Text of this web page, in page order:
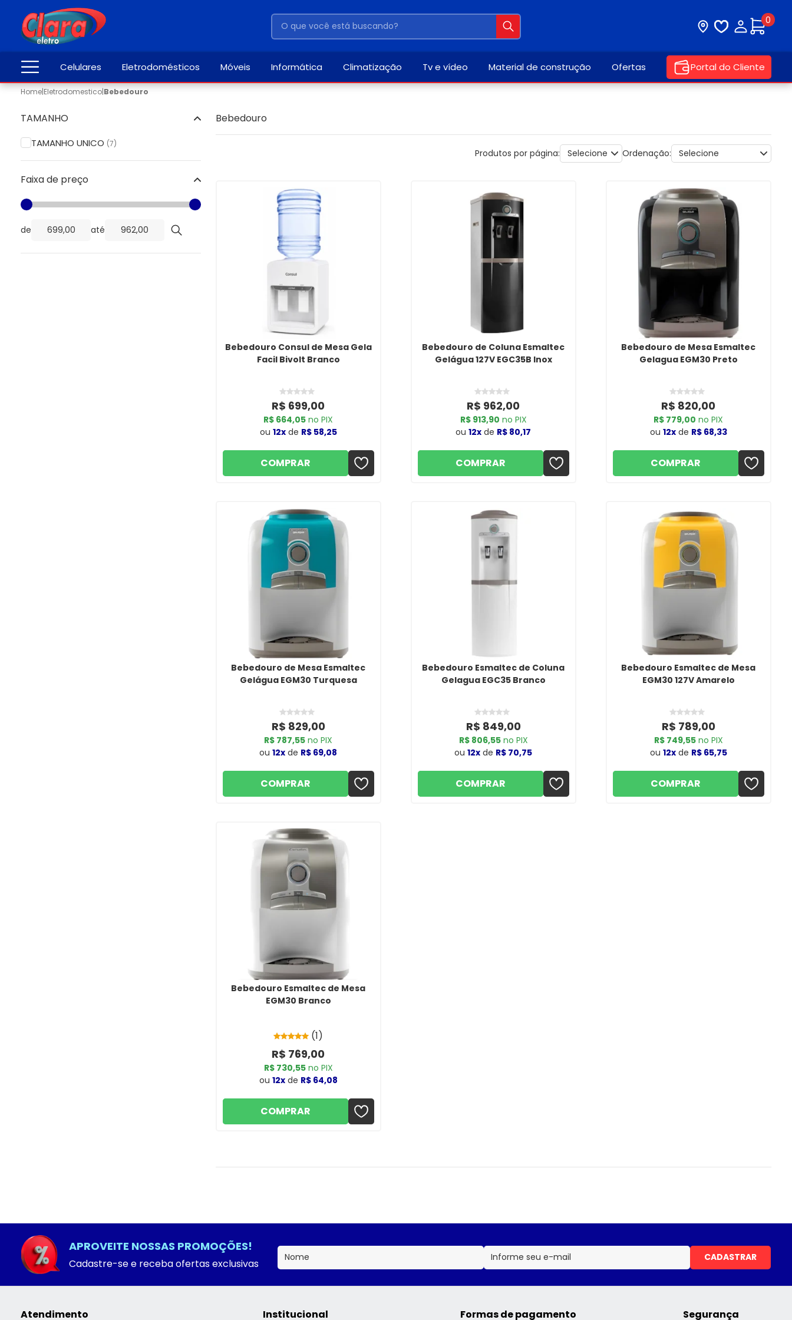
Visite nossa loja
Lista deMinha
0
Celulares Eletrodomésticos Móveis Informática Climatização Tv e vídeo Material de construção Ofertas Portal do Cliente
Home|Eletrodomestico|Bebedouro
TAMANHO
TAMANHO UNICO (7)
Faixa de preço
de até
Bebedouro
Produtos por página: Ordenação:
Bebedouro Consul de Mesa Gela
Facil Bivolt Branco
R$ 699,00
R$ 664,05 no PIX
ou 12xde R$ 58,25
COMPRAR
Bebedouro de Coluna Esmaltec
Gelágua 127V EGC35B Inox
R$ 962,00
R$ 913,90 no PIX
ou12x de R$ 80,17
COMPRAR
Bebedouro de Mesa Esmaltec
Gelagua EGM30 Preto
R$ 820,00
R$ 779,00 no PIX
ou 12xde R$ 68,33
COMPRAR
Bebedouro de Mesa Esmaltec
Gelágua EGM30 Turquesa
R$ 829,00
R$ 787,55 no PIX
ou12x de R$ 69,08
COMPRAR
Bebedouro Esmaltec de Coluna
Gelagua EGC35 Branco
R$ 849,00
R$ 806,55no PIX
ou12x de R$ 70,75
COMPRAR
Bebedouro Esmaltec de Mesa
EGM30 127V Amarelo
R$ 789,00
R$ 749,55no PIX
ou 12xde R$ 65,75
COMPRAR
Bebedouro Esmaltec de Mesa
EGM30 Branco
(1)
R$ 769,00
R$ 730,55no PIX
ou 12xde R$ 64,08
COMPRAR
APROVEITE NOSSAS PROMOÇÕES!
Cadastre-se e receba ofertas exclusivas CADASTRAR
Atendimento Institucional Formas de pagamento Segurança